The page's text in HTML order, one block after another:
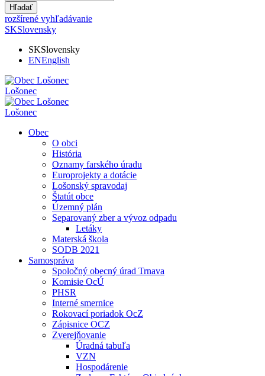
Hľadať
rozšírené vyhľadávanie
SKSlovensky
SKSlovensky
ENEnglish
Lošonec
Lošonec
Obec
O obci
História
Oznamy farského úradu
Europrojekty a dotácie
Lošonský spravodaj
Štatút obce
Územný plán
Separovaný zber a vývoz odpadu
Letáky
Materská škola
SODB 2021
Samospráva
Spoločný obecný úrad Trnava
Komisie OcÚ
PHSR
Interné smernice
Rokovací poriadok OcZ
Zápisnice OCZ
Zverejňovanie
Úradná tabuľa
VZN
Hospodárenie